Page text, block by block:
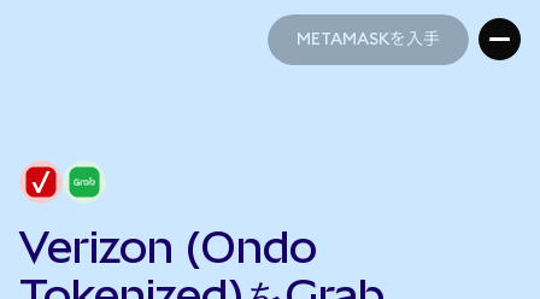
METAMASKを入手
Verizon (Ondo